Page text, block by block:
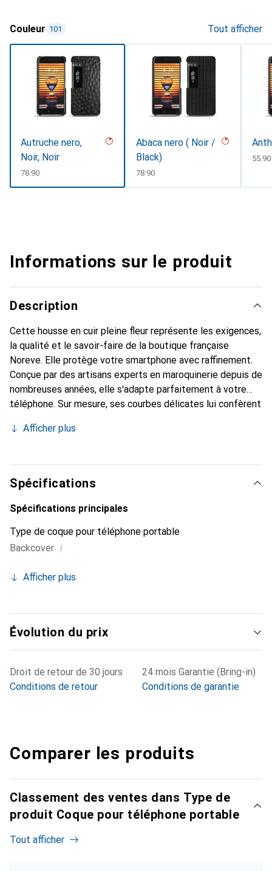
Couleur 101 Tout afficher
Autruche nero,
Noir, Noir
CHF
78.90
Abaca nero ( Noir /
Black)
CHF
78.90
CHF
55.90
Informations sur le produit
Description
Cette housse en cuir pleine fleur représente les exigences,
la qualité et le savoir-faire de la boutique française
Noreve. Elle protège votre smartphone avec raffinement.
Conçue par des artisans experts en maroquinerie depuis de
nombreuses années, elle s'adapte parfaitement à votre
téléphone. Sur mesure, ses courbes délicates lui confèrent
chic et essentiel pour votre smartphone. Reconnaître
marque Noreve est un choix sûr pour une clientèle
exigeante.
Afficher plus
Spécifications
Spécifications principales
Type de coque pour téléphone portable
Backcover i
Afficher plus
Évolution du prix
Droit de retour de 30 jours
Conditions de retour
24 mois Garantie (Bring-in)
Conditions de garantie
Comparer les produits
Classement des ventes dans Type de
produit Coque pour téléphone portable
Tout afficher